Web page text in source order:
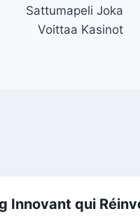
Sattumapeli Joka
Voittaa Kasinot
Innovant qui